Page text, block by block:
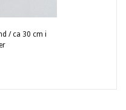
/ ca 30 cm i